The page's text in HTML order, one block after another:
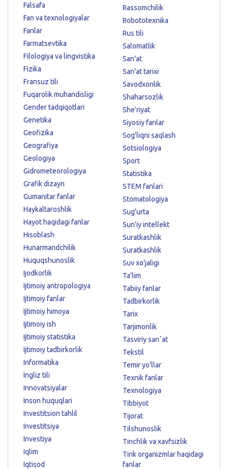
Falsafa
Fan va texnologiyalar
Fanlar
Farmatsevtika
Filologiya va lingvistika
Fizika
Fransuz tili
Fuqarolik muhandisligi
Gender tadqiqotlari
Genetika
Geofizika
Geografiya
Geologiya
Gidrometeorologiya
Grafik dizayn
Gumanitar fanlar
Haykaltaroshlik
Hayot haqidagi fanlar
Hisoblash
Hunarmandchilik
Huquqshunoslik
Ijodkorlik
Ijtimoiy antropologiya
Ijtimoiy fanlar
Ijtimoiy himoya
Ijtimoiy ish
Ijtimoiy statistika
Ijtimoiy tadbirkorlik
Informatika
Ingliz tili
Innovatsiyalar
Inson huquqlari
Investitsion tahlil
Investitsiya
Investiya
Iqlim
Iqtisod
Rassomchilik
Robototexnika
Rus tili
Salomatlik
San'at
San'at tarixi
Savodxonlik
Shaharsozlik
She'riyat
Siyosiy fanlar
Sog'liqni saqlash
Sotsiologiya
Sport
Statistika
STEM fanlari
Stomatologiya
Sug'urta
Sun'iy intellekt
Suratkashlik
Suratkashlik
Suv xo'jaligi
Ta'lim
Tabiiy fanlar
Tadbirkorlik
Tarix
Tarjimonlik
Tasviriy sanʼat
Tekstil
Temir yo'llar
Texnik fanlar
Texnologiya
Tibbiyot
Tijorat
Tilshunoslik
Tinchlik va xavfsizlik
Tirik organizmlar haqidagi
fanlar